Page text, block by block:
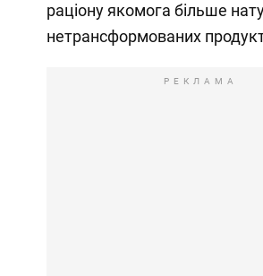
раціону якомога більше
нетрансформованих
РЕКЛАМА